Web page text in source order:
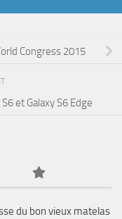
Congress 2015
et Galaxy S6 Edge
du bon vieux matelas